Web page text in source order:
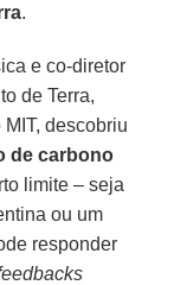
.
e co-diretor
de Terra,
descobriu
de carbono
limite – seja
ou um
responder